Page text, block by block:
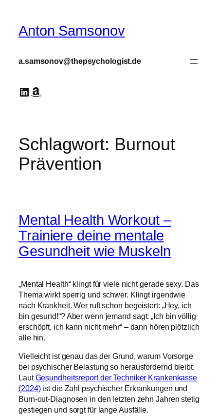
springen
Anton Samsonov
a.samsonov@thepsychologist.de
LinkedIn
Amazon
Schlagwort: Burnout
Prävention
Mental Health Workout –
Trainiere deine mentale
Gesundheit wie Muskeln
„Mental Health“ klingt für viele nicht gerade sexy. Das
Thema wirkt sperrig und schwer. Klingt irgendwie
nach Krankheit. Wer ruft schon begeistert: „Hey, ich
bin gesund!“? Aber wenn jemand sagt: „Ich bin völlig
erschöpft, ich kann nicht mehr“ – dann hören plötzlich
alle hin.
Vielleicht ist genau das der Grund, warum Vorsorge
bei psychischer Belastung so herausfordernd bleibt.
LautGesundheitsreport der Techniker Krankenkasse
(2024)ist die Zahl psychischer Erkrankungen und
Burn-out-Diagnosen in den letzten zehn Jahren stetig
gestiegen und sorgt für lange Ausfälle.